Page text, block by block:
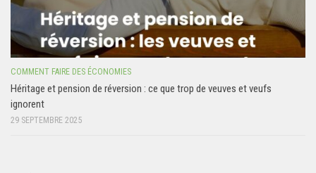
COMMENT FAIRE DES ÉCONOMIES
Héritage et pension de réversion : ce que trop de veuves et veufs
ignorent
29 SEPTEMBRE 2025